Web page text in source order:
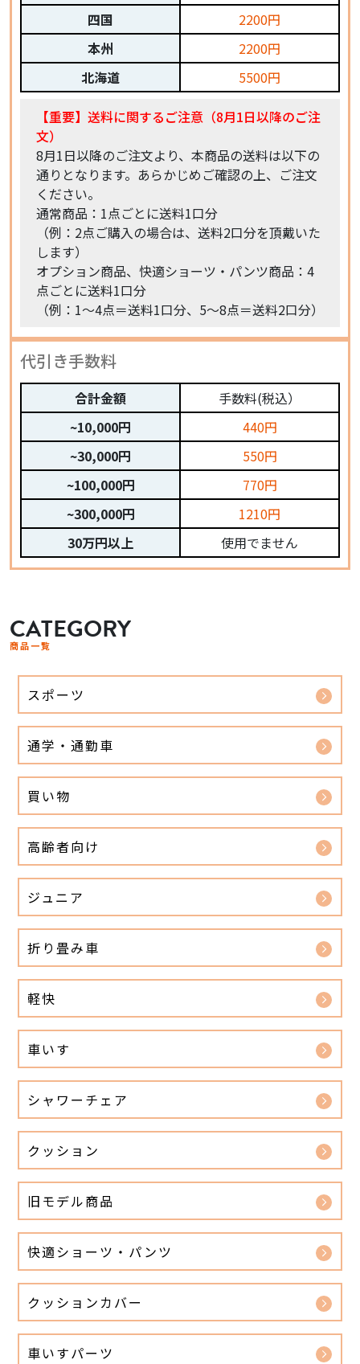
四国
本州
北海道
2200円
2200円
5500円
【重要】送料に関するご注意（8月1日以降のご注
文）
8月1日以降のご注文より、本商品の送料は以下の
通りとなります。あらかじめご確認の上、ご注文
ください。
通常商品：1点ごとに送料1口分
（例：2点ご購入の場合は、送料2口分を頂戴いた
します）
オプション商品、快適ショーツ・パンツ商品：4
点ごとに送料1口分
（例：1〜4点＝送料1口分、5〜8点＝送料2口分）
代引き手数料
合計金額
~10,000円
~30,000円
~100,000円
~300,000円
30万円以上
手数料(税込）
440円
550円
770円
1210円
使用でません
CATEGORY
商品一覧
スポーツ
通学・通勤車
買い物
高齢者向け
ジュニア
折り畳み車
軽快
車いす
シャワーチェア
クッション
旧モデル商品
快適ショーツ・パンツ
クッションカバー
車いすパーツ